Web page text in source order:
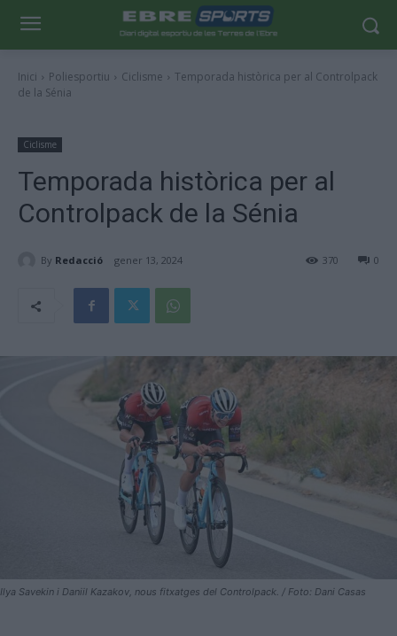
Inici Poliesportiu Ciclisme
Temporada històrica per al Controlpack
de la Sénia
Ciclisme
Temporada històrica per al
Controlpack de la Sénia
By Redacció gener 13, 2024 0
370
Ilya Savekin i Daniil Kazakov, nous fitxatges del Controlpack. / Foto: Dani Casas